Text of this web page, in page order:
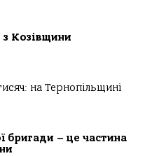
Козівщини
на Тернопільщині
бригади – це частина